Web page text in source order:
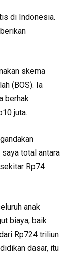
di Indonesia.
skema
(BOS). Ia
berhak
juta.
total antara
Rp74
anak
biaya, baik
Rp724 triliun
dasar, itu